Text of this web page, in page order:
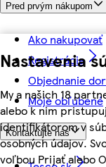
Nastavenia
My a našich 18
alebo k nim
identifikátorom v
osobných údajov.
voľbou Prijať alebo
Pred prvým nákupom
Ako nakupovať
Registrácia
Objednanie
Moje obľúbené
Kontaktujte nás